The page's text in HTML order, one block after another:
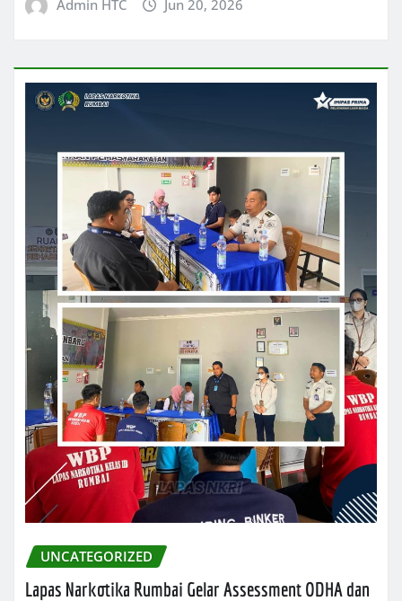
Admin HTC Jun 20, 2026
UNCATEGORIZED
Lapas Narkotika Rumbai Gelar Assessment ODHA dan